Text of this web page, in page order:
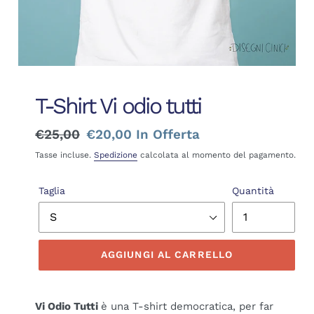
T-Shirt Vi odio tutti
Prezzo
di
€25,00 Prezzo
scontato
€20,00 In Offerta
Tasse incluse. Spedizione calcolata al momento del pagamento.
Taglia Quantità
AGGIUNGI AL CARRELLO
Vi Odio Tutti è una T-shirt democratica, per far